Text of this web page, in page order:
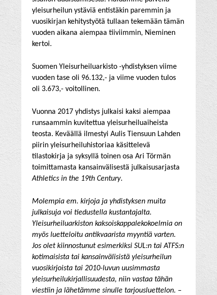
yleisurheilun ystäviä entistäkin paremmin ja
vuosikirjan kehitystyötä tullaan tekemään tämän
vuoden aikana aiempaa tiiviimmin, Nieminen
kertoi.
Suomen Yleisurheiluarkisto -yhdistyksen viime
vuoden tase oli 96.132,- ja viime vuoden tulos
oli 3.673,- voitollinen.
Vuonna 2017 yhdistys julkaisi kaksi aiempaa
runsaammin kuvitettua yleisurheiluaiheista
teosta. Keväällä ilmestyi Aulis Tiensuun Lahden
piirin yleisurheiluhistoriaa käsittelevä
tilastokirja ja syksyllä toinen osa Ari Törmän
toimittamasta kansainvälisestä julkaisusarjasta
Athletics in the 19th Century.
Molempia em. kirjoja ja yhdistyksen muita
julkaisuja voi tiedustella kustantajalta.
Yleisurheiluarkiston kaksoiskappalekokoelmia on
myös luetteloitu antikvaarista myyntiä varten.
Jos olet kiinnostunut esimerkiksi SUL:n tai ATFS:n
kotimaisista tai kansainvälisistä yleisurheilun
vuosikirjoista tai 2010-luvun uusimmasta
yleisurheilukirjallisuudesta, niin vastaa tähän
viestiin ja lähetämme sinulle tarjousluettelon. –